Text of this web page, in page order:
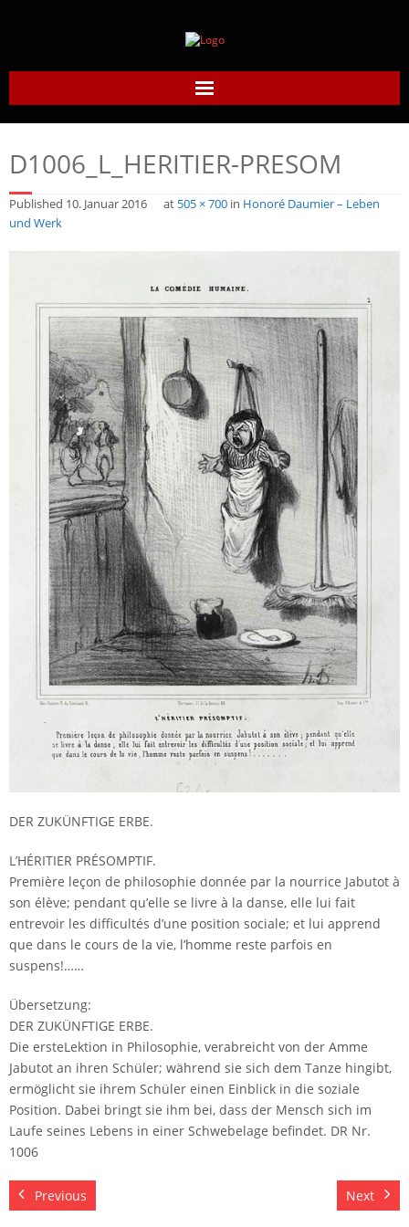
Home
Daumier-Gesellschaft
Honoré Daumier
Daumier heute
Links
Kontakt
D1006_L_HERITIER-PRESOM
Published 10. Januar 2016 at 505 × 700 in Honoré Daumier – Leben
und Werk
DER ZUKÜNFTIGE ERBE.
L’HÉRITIER PRÉSOMPTIF.
Première leçon de philosophie donnée par la nourrice Jabutot à
son élève; pendant qu’elle se livre à la danse, elle lui fait
entrevoir les difficultés d’une position sociale; et lui apprend
que dans le cours de la vie, l’homme reste parfois en
suspens!……
Übersetzung:
DER ZUKÜNFTIGE ERBE.
Die ersteLektion in Philosophie, verabreicht von der Amme
Jabutot an ihren Schüler; während sie sich dem Tanze hingibt,
ermöglicht sie ihrem Schüler einen Einblick in die soziale
Position. Dabei bringt sie ihm bei, dass der Mensch sich im
Laufe seines Lebens in einer Schwebelage befindet. DR Nr.
1006
Previous Next